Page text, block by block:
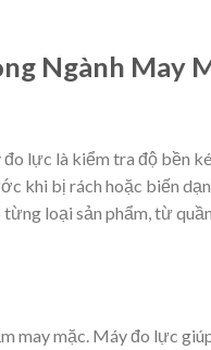
Ngành May
lực là kiểm tra độ bền
khi bị rách hoặc biến
loại sản phẩm, từ
may mặc. Máy đo lực